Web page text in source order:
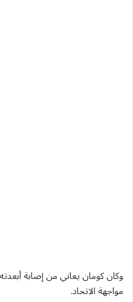
وكان كومان يعاني من إصابة
مواجهة الاتحاد.